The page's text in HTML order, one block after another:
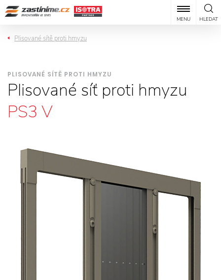
HLEDAT
MENU
Plisované sítě proti hmyzu
PLISOVANÉ SÍTĚ PROTI HMYZU
Plisované síť proti hmyzu
PS3 V